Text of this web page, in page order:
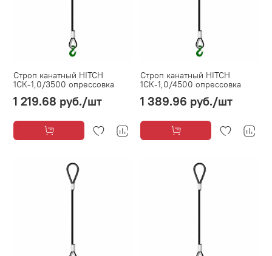
Строп канатный HITCH
1СК-1,0/3500 опрессовка
1 219.68 руб./шт
Строп канатный HITCH
1СК-1,0/4500 опрессовка
1 389.96 руб./шт